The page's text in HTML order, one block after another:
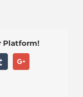
Platform!
TumblrGoogle+